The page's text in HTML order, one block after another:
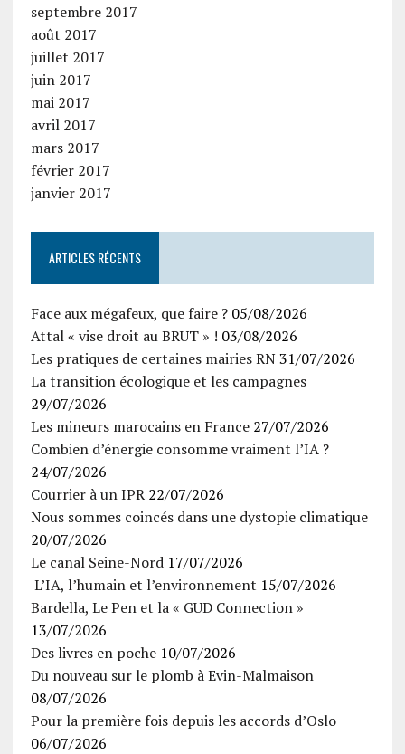
septembre 2017
août 2017
juillet 2017
juin 2017
mai 2017
avril 2017
mars 2017
février 2017
janvier 2017
ARTICLES RÉCENTS
Face aux mégafeux, que faire ? 05/08/2026
Attal « vise droit au BRUT » ! 03/08/2026
Les pratiques de certaines mairies RN 31/07/2026
La transition écologique et les campagnes
29/07/2026
Les mineurs marocains en France 27/07/2026
Combien d’énergie consomme vraiment l’IA ?
24/07/2026
Courrier à un IPR 22/07/2026
Nous sommes coincés dans une dystopie climatique
20/07/2026
Le canal Seine-Nord 17/07/2026
L’IA, l’humain et l’environnement 15/07/2026
Bardella, Le Pen et la « GUD Connection »
13/07/2026
Des livres en poche 10/07/2026
Du nouveau sur le plomb à Evin-Malmaison
08/07/2026
Pour la première fois depuis les accords d’Oslo
06/07/2026